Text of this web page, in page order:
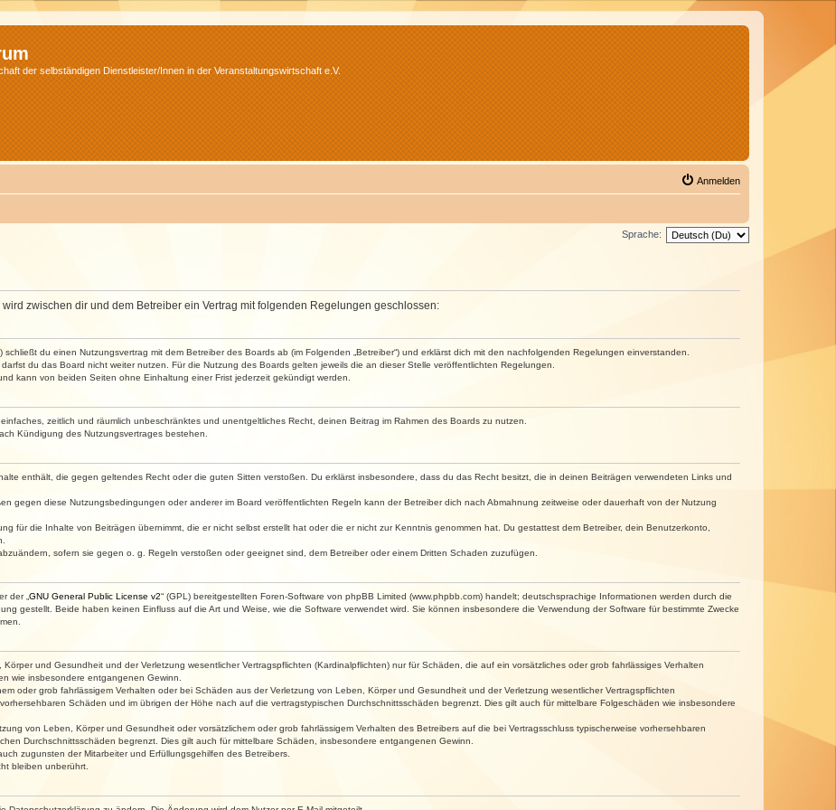
der selbständigen Dienstleister/Innen in der Veranstaltungswirtschaft e.V.
Anmelden
Sprache:
wird zwischen dir und dem Betreiber ein Vertrag mit folgenden Regelungen geschlossen:
schließt du einen Nutzungsvertrag mit dem Betreiber des Boards ab (im Folgenden „Betreiber“) und erklärst dich mit den nachfolgenden Regelungen einverstanden.
du das Board nicht weiter nutzen. Für die Nutzung des Boards gelten jeweils die an dieser Stelle veröffentlichten Regelungen.
kann von beiden Seiten ohne Einhaltung einer Frist jederzeit gekündigt werden.
zeitlich und räumlich unbeschränktes und unentgeltliches Recht, deinen Beitrag im Rahmen des Boards zu nutzen.
Kündigung des Nutzungsvertrages bestehen.
enthält, die gegen geltendes Recht oder die guten Sitten verstoßen. Du erklärst insbesondere, dass du das Recht besitzt, die in deinen Beiträgen verwendeten Links und
gegen diese Nutzungsbedingungen oder anderer im Board veröffentlichten Regeln kann der Betreiber dich nach Abmahnung zeitweise oder dauerhaft von der Nutzung
für die Inhalte von Beiträgen übernimmt, die er nicht selbst erstellt hat oder die er nicht zur Kenntnis genommen hat. Du gestattest dem Betreiber, dein Benutzerkonto,
sofern sie gegen o. g. Regeln verstoßen oder geeignet sind, dem Betreiber oder einem Dritten Schaden zuzufügen.
der „ GNU General Public License v2“ (GPL) bereitgestellten Foren-Software von phpBB Limited (www.phpbb.com) handelt; deutschsprachige Informationen werden durch die
gestellt. Beide haben keinen Einfluss auf die Art und Weise, wie die Software verwendet wird. Sie können insbesondere die Verwendung der Software für bestimmte Zwecke
und Gesundheit und der Verletzung wesentlicher Vertragspflichten (Kardinalpflichten) nur für Schäden, die auf ein vorsätzliches oder grob fahrlässiges Verhalten
wie insbesondere entgangenen Gewinn.
oder grob fahrlässigem Verhalten oder bei Schäden aus der Verletzung von Leben, Körper und Gesundheit und der Verletzung wesentlicher Vertragspflichten
Schäden und im übrigen der Höhe nach auf die vertragstypischen Durchschnittsschäden begrenzt. Dies gilt auch für mittelbare Folgeschäden wie insbesondere
von Leben, Körper und Gesundheit oder vorsätzlichem oder grob fahrlässigem Verhalten des Betreibers auf die bei Vertragsschluss typischerweise vorhersehbaren
Durchschnittsschäden begrenzt. Dies gilt auch für mittelbare Schäden, insbesondere entgangenen Gewinn.
zugunsten der Mitarbeiter und Erfüllungsgehilfen des Betreibers.
bleiben unberührt.